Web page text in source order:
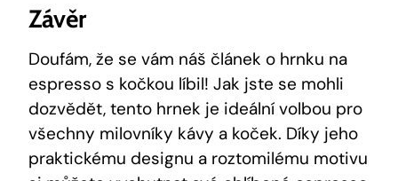
Závěr
Doufám, že se vám náš článek o hrnku na
espresso s kočkou líbil! Jak jste se mohli
dozvědět, tento hrnek je ideální volbou pro
všechny milovníky kávy a koček. Díky jeho
praktickému designu a roztomilému motivu